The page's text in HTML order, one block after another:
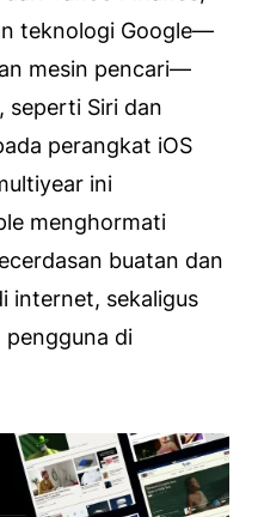
teknologi Google—
mesin pencari—
seperti Siri dan
perangkat iOS
ini
menghormati
buatan dan
internet, sekaligus
pengguna di